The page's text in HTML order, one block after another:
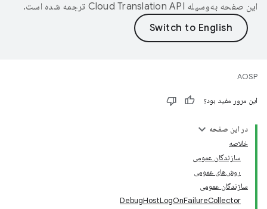
این صفحه به‌وسیله ترجمه شده است.
AOSP
این مرور مفید بود؟
در این صفحه
خلاصه
سازندگان عمومی
روش‌های عمومی
سازندگان عمومی
DebugHostLogOnFailureCollector